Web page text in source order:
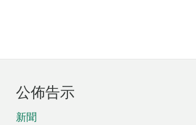
公佈告示
新聞